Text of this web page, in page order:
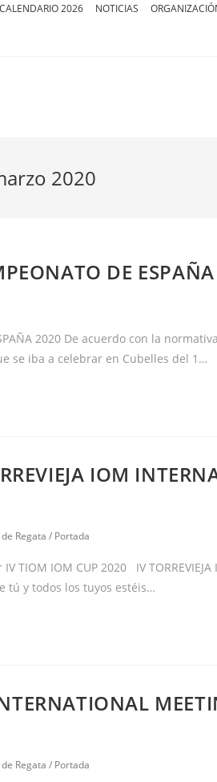
CALENDARIO 2026 NOTICIAS
2020
DE
2020 De acuerdo con la
se iba a celebrar en Cubelles del 1…
IOM
Regata / Portada
TIOM IOM CUP 2020 IV TORREVIEJA
tú y todos los tuyos estéis…
Regata / Portada